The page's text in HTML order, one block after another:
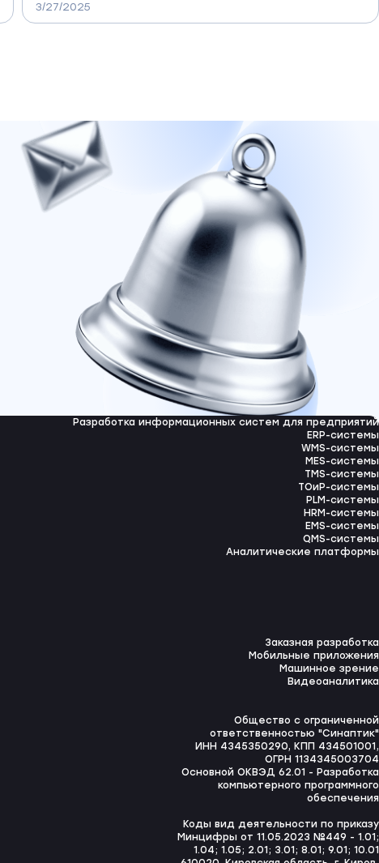
автоматизации на производстве: от аудита
процессов до выбора ПО, интеграции, обучения
3/27/2025
Разработка информационных систем для предприятий
ERP-системы
WMS-системы
MES-системы
TMS-системы
ТОиР-системы
PLM-системы
HRM-системы
EMS-системы
QMS-системы
Аналитические платформы
Заказная разработка
Мобильные приложения
Машинное зрение
Видеоаналитика
Общество с ограниченной
ответственностью "Синаптик"
ИНН 4345350290, КПП 434501001,
ОГРН 1134345003704
Основной ОКВЭД 62.01 - Разработка
компьютерного программного
обеспечения
Коды вид деятельности по приказу
Минцифры от 11.05.2023 №449 - 1.01;
1.04; 1.05; 2.01; 3.01; 8.01; 9.01; 10.01